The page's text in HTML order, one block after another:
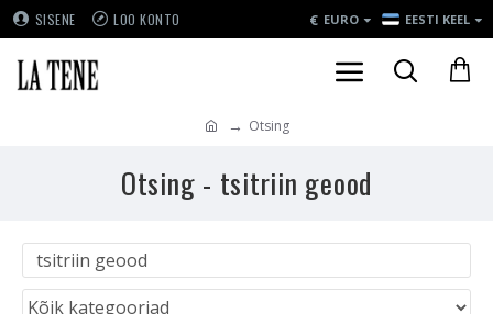
SISENE LOO KONTO € EURO EESTI KEEL
Otsing
Otsing - tsitriin geood